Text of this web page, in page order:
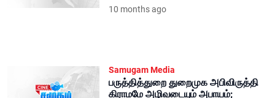
10 months ago
Samugam Media
பருத்தித்துறை துறைமுக அபிவிருத்தி
கிராமமே அழிவடையும் அபாயம்;